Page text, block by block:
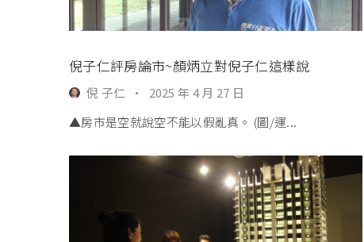
倪子仁評房論市~顏炳立對倪子仁這樣說
倪 子仁 ·
2025 年 4 月 27 日
▲房市是空就說空不能以假亂真。 (圖/運...